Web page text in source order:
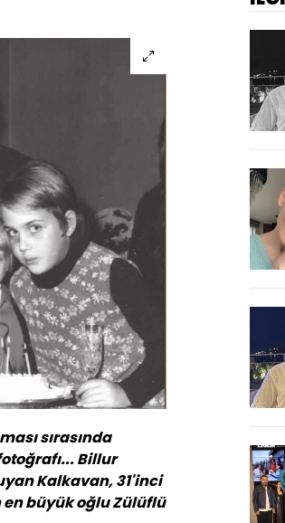
sırasında
Billur
Kalkavan, 31'inci
büyük oğlu Zülüflü